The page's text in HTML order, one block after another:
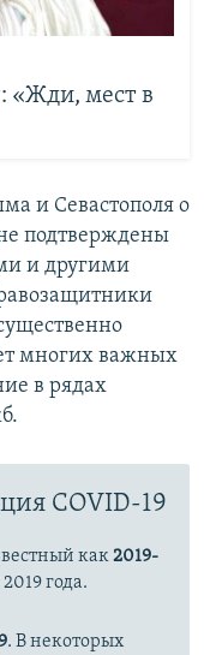
«Жди, мест в
и Севастополя о
подтверждены
и другими
многих важных
в рядах
COVID-19
как2019-
года.
. В некоторых